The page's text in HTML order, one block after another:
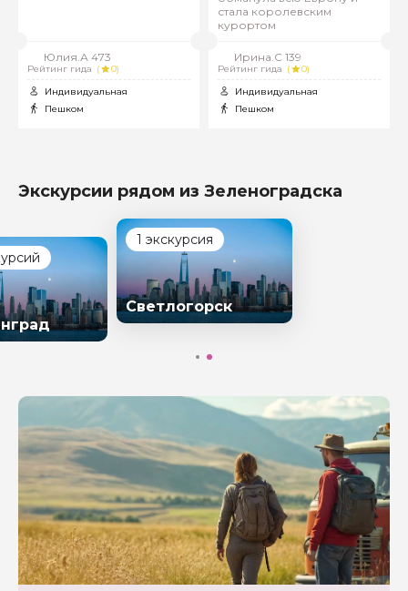
Юлия.А 473
Рейтинг гида (
0)
Индивидуальная
Пешком
стала королевским
курортом
Ирина.С 139
Рейтинг гида (
0)
Индивидуальная
Пешком
Экскурсии рядом из Зеленоградска
1 экскурсия
Светлогорск